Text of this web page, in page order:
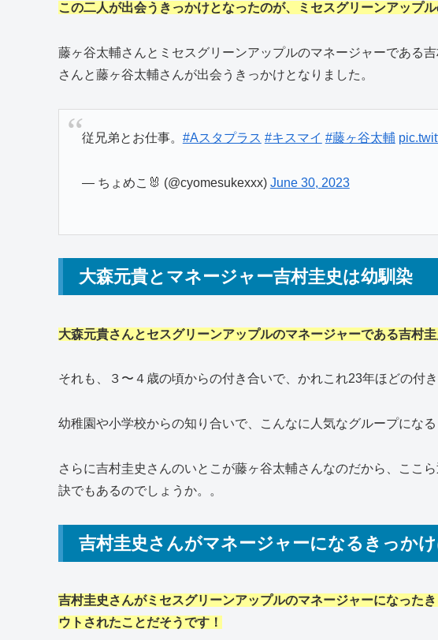
この二人が出会うきっかけとなったのが、ミセスグリーンアップ
藤ヶ谷太輔さんとミセスグリーンアップルのマネージャーである
さんと藤ヶ谷太輔さんが出会うきっかけとなりました。
従兄弟とお仕事。 #Aスタプラス #キスマイ #藤ヶ谷太輔
— ちょめこ🐰 (@cyomesukexxx) June 30, 2023
大森元貴とマネージャー吉村圭史は幼馴染
大森元貴さんとセスグリーンアップルのマネージャーである吉村
それも、３〜４歳の頃からの付き合いで、かれこれ23年ほどの付
幼稚園や小学校からの知り合いで、こんなに人気なグループにな
さらに吉村圭史さんのいとこが藤ヶ谷太輔さんなのだから、ここ
訣でもあるのでしょうか。。
吉村圭史さんがマネージャーになるきっかけ
吉村圭史さんがミセスグリーンアップルのマネージャーになった
ウトされたことだそうです！